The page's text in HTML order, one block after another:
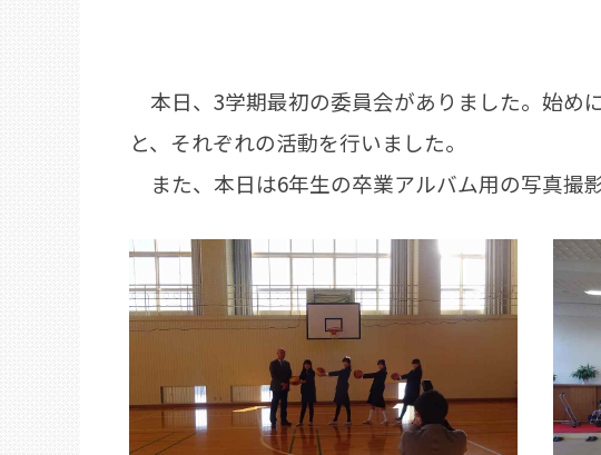
本日、3学期最初の委員会がありました。始め
と、それぞれの活動を行いました。
また、本日は6年生の卒業アルバム用の写真撮